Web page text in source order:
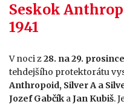
Seskok
1941
V noci z28. na 29. prosince
tehdejšího protektorátu
Anthropoid, Silver A a
Jozef Gabčík aJan Kubiš.